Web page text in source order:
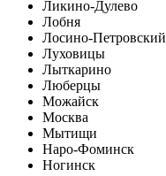
Ликино-Дулево
Лобня
Лосино-Петровский
Луховицы
Лыткарино
Люберцы
Можайск
Москва
Мытищи
Наро-Фоминск
Ногинск